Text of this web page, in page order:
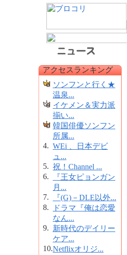
アクセスランキング
ソンフンと行く★
温泉...
イケメン＆実力派
揃い...
韓国俳優ソンフン
所属...
4. WEi 、日本デビ
ュ...
5. 祝！Channel ...
6.
『王女ピョンガン
月...
7.
『(G)－DLE以外...
8.
ドラマ『俺は恋愛
なん...
9. 新時代のデイリー
ケア...
10.Netflixオリジ...